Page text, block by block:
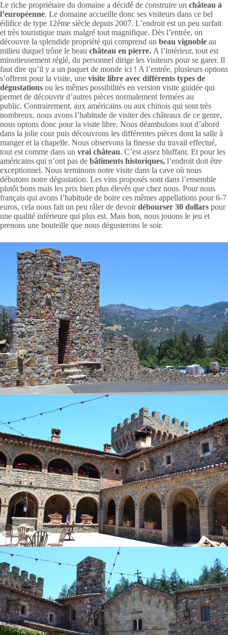
Le riche propriétaire du domaine a décidé de construire un château à
l’européenne. Le domaine accueille donc ses visiteurs dans ce bel
édifice de type 12ème siècle depuis 2007. L’endroit est un peu surfait
et très touristique mais malgré tout magnifique. Dès l’entrée, on
découvre la splendide propriété qui comprend un beau vignoble au
milieu duquel trône le beau château en pierre. A l’intérieur, tout est
minutieusement réglé, du personnel dirige les visiteurs pour se garer. Il
faut dire qu’il y a un paquet de monde ici ! A l’entrée, plusieurs options
s’offrent pour la visite, une visite libre avec différents types de
dégustations ou les mêmes possibilités en version visite guidée qui
permet de découvrir d’autres pièces normalement fermées au
public. Contrairement, aux américains ou aux chinois qui sont très
nombreux, nous avons l’habitude de visiter des châteaux de ce genre,
nous optons donc pour la visite libre. Nous déambulons tout d’abord
dans la jolie cour puis découvrons les différentes pièces dont la salle à
manger et la chapelle. Nous observons la finesse du travail effectué,
tout est comme dans un vrai château. C’est assez bluffant. Et pour les
américains qui n’ont pas de bâtiments historiques, l’endroit doit être
exceptionnel. Nous terminons notre visite dans la cave où nous
débutons notre dégustation. Les vins proposés sont dans l’ensemble
plutôt bons mais les prix bien plus élevés que chez nous. Pour nous
français qui avons l’habitude de boire ces mêmes appellations pour 6-7
euros, cela nous fait un peu râler de devoirdébourser 30 dollars pour
une qualité inférieure qui plus est. Mais bon, nous jouons le jeu et
prenons une bouteille que nous dégusterons le soir.